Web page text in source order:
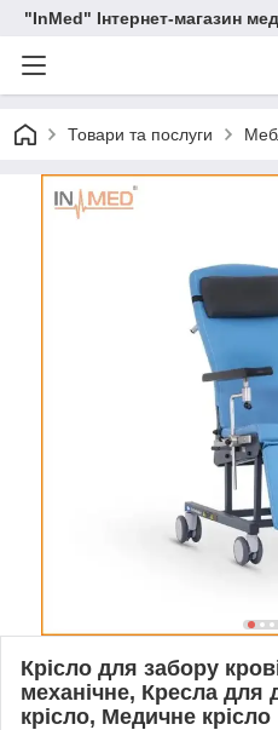
"InMed" Інтернет-магазин
Товари та послуги
Крісло для забору
механічне, Кресла для
крісло, Медичне крісло